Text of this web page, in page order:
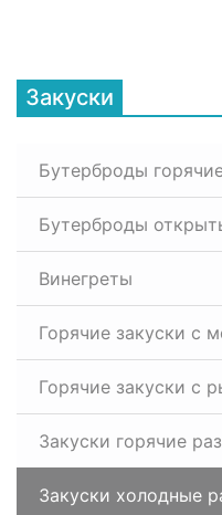
Закуски
Бутерброды
Бутерброды
Винегреты
Горячие закуски с
Горячие закуски с
Закуски горячие
Закуски холодные